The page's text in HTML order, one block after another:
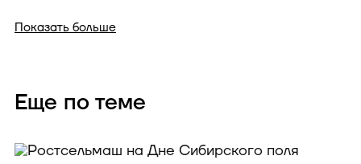
Показать больше
Еще по теме